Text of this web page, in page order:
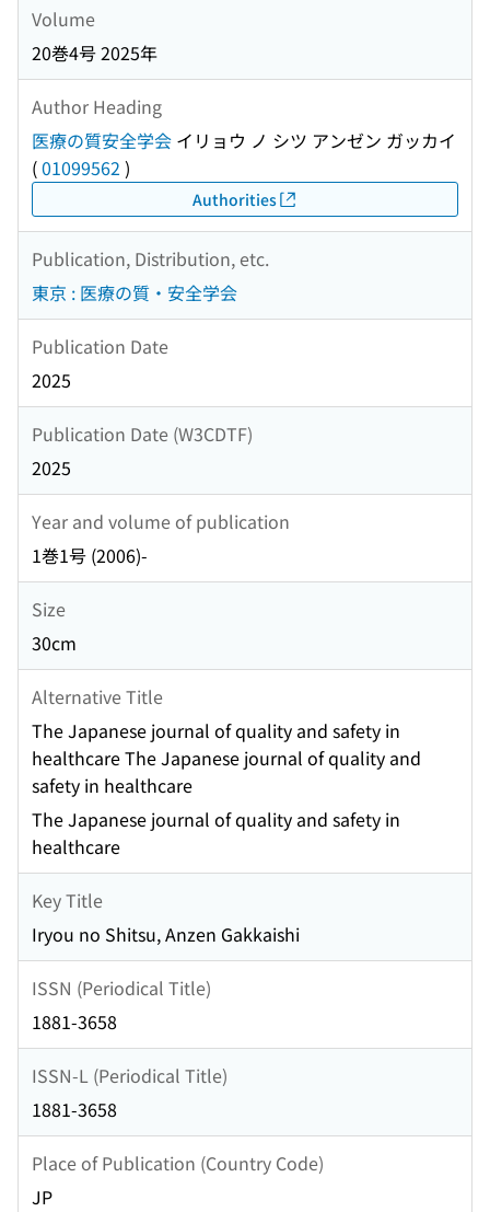
Volume
20巻4号 2025年
Author Heading
医療の質安全学会 イリョウ ノ シツ アンゼン ガッカイ
(01099562 )
Authorities
Publication, Distribution, etc.
東京 : 医療の質・安全学会
Publication Date
2025
Publication Date (W3CDTF)
2025
Year and volume of publication
1巻1号 (2006)-
Size
30cm
Alternative Title
The Japanese journal of quality and safety in
healthcare The Japanese journal of quality and
safety in healthcare
The Japanese journal of quality and safety in
healthcare
Key Title
Iryou no Shitsu, Anzen Gakkaishi
ISSN (Periodical Title)
1881-3658
ISSN-L (Periodical Title)
1881-3658
Place of Publication (Country Code)
JP